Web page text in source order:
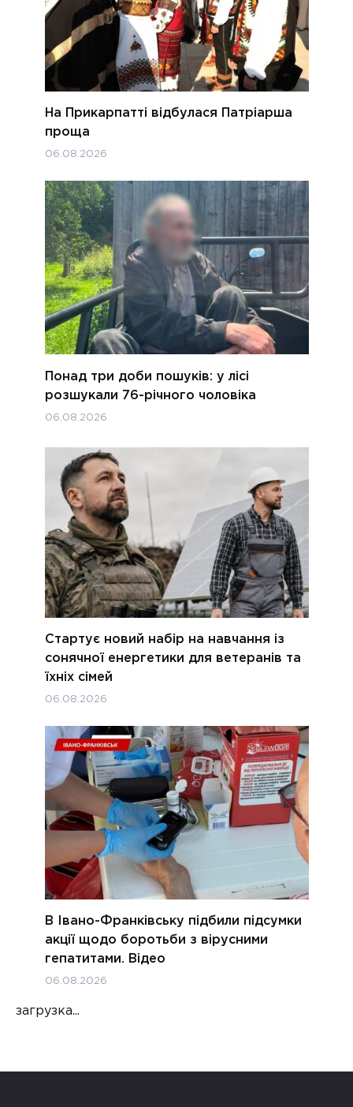
На Прикарпатті відбулася Патріарша
проща
06.08.2026
Понад три доби пошуків: у лісі
розшукали 76-річного чоловіка
06.08.2026
Стартує новий набір на навчання із
сонячної енергетики для ветеранів та
їхніх сімей
06.08.2026
В Івано-Франківську підбили підсумки
акції щодо боротьби з вірусними
гепатитами. Відео
06.08.2026
загрузка...